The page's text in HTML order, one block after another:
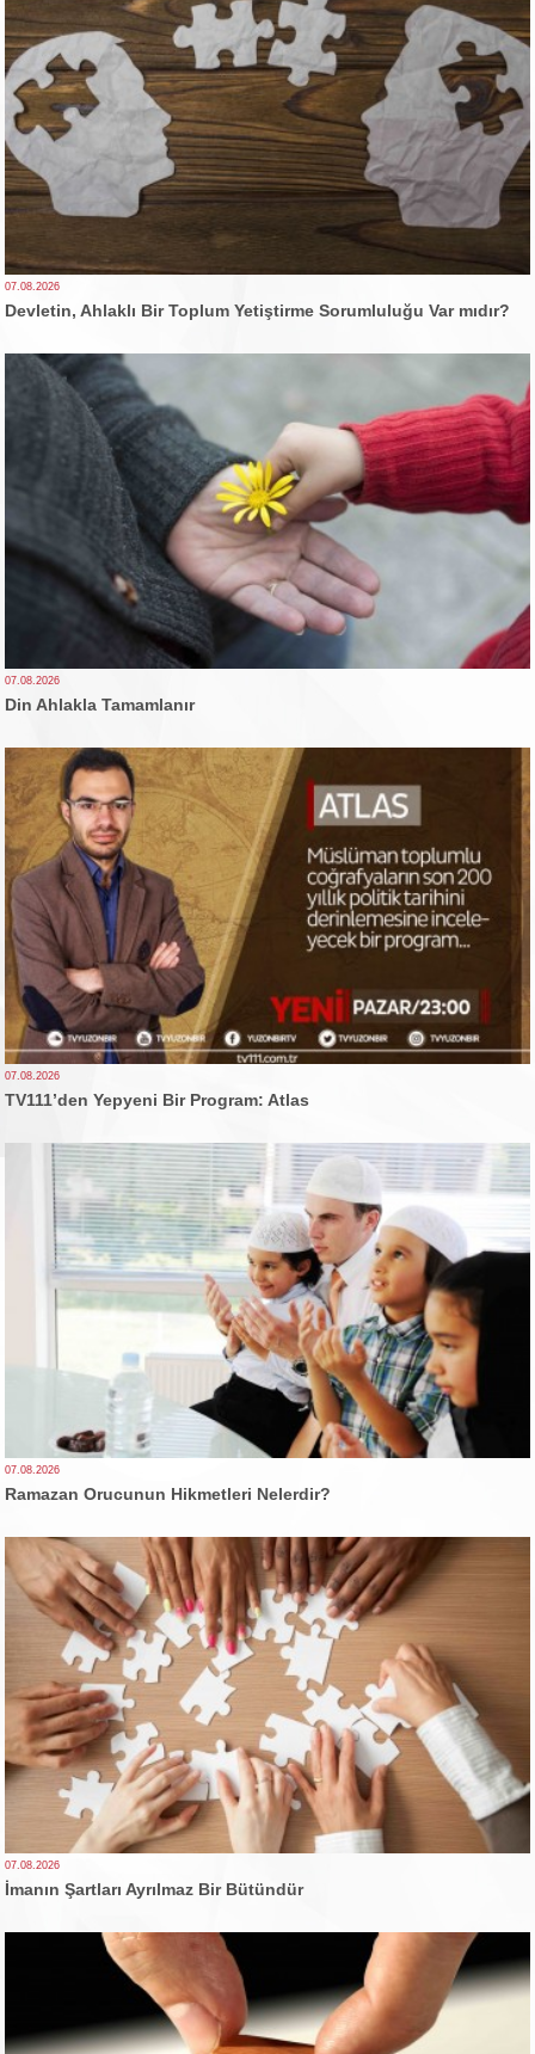
07.08.2026
Devletin, Ahlaklı Bir Toplum Yetiştirme Sorumluluğu Var mıdır?
07.08.2026
Din Ahlakla Tamamlanır
07.08.2026
TV111’den Yepyeni Bir Program: Atlas
07.08.2026
Ramazan Orucunun Hikmetleri Nelerdir?
07.08.2026
İmanın Şartları Ayrılmaz Bir Bütündür